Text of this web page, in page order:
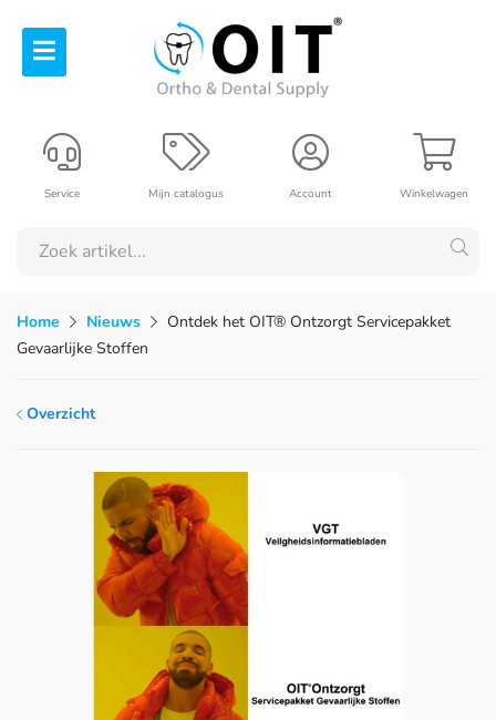
Winkelwagen
Account
Mijn catalogus
Service
Home Nieuws
Ontdek het OIT® Ontzorgt Servicepakket
Gevaarlijke Stoffen
Overzicht